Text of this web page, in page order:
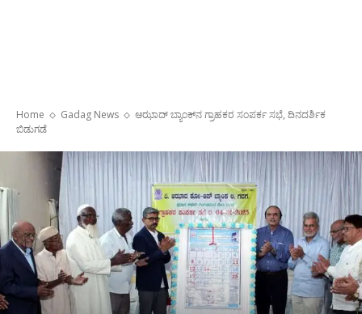
Home Gadag News
ಆಝಾದ್ ಬ್ಯಾಂಕ್‌ನ ಗ್ರಾಹಕರ ಸಂಪರ್ಕ ಸಭೆ, ದಿನದರ್ಶಿಕ
ಬಿಡುಗಡೆ